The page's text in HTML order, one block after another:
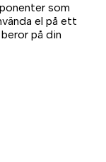
som
el på ett
på din